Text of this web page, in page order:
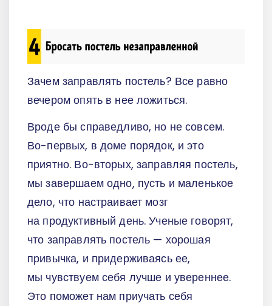
Зачем заправлять постель? Все равно
вечером опять в нее ложиться.
Вроде бы справедливо, но не совсем.
Во-первых, в доме порядок, и это
приятно. Во-вторых, заправляя постель,
мы завершаем одно, пусть и маленькое
дело, что настраивает мозг
на продуктивный день. Ученые говорят,
что заправлять постель — хорошая
привычка, и придерживаясь ее,
мы чувствуем себя лучше и увереннее.
Это поможет нам приучать себя